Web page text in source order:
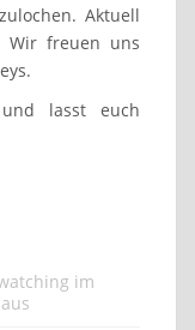
Aktuell
Wir freuen uns
lasst euch
im